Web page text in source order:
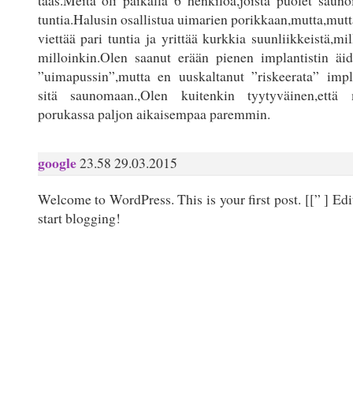
tuntia.Halusin osallistua uimarien
viettää pari tuntia ja yrittää kurkkia
milloinkin.Olen saanut erään pienen implantistin
”uimapussin”,mutta en uuskaltanut ”riskeerata”
sitä saunomaan.,Olen kuitenkin tyytyväinen,että
porukassa paljon aikaisempaa paremmin.
google23.58 29.03.2015
Welcome to WordPress. This is your first post. [[”]
start blogging!